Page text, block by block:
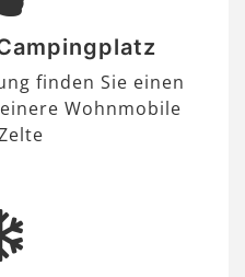
finden Sie einen
Wohnmobile